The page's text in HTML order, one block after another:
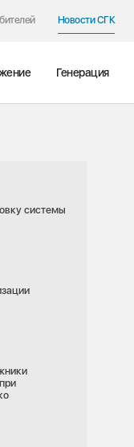
Новости СГК
Генерация
системы